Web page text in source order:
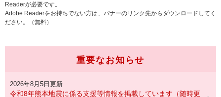
Readerが必要です。
Adobe Readerをお持ちでない方は、バナーのリンク先からダウンロードしてく
ださい。（無料）
重要なお知らせ
2026年8月5日更新
令和8年熊本地震に係る支援等情報を掲載しています（随時更